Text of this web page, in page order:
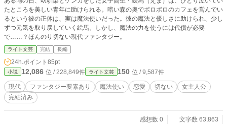
たところを美しい青年に助けられる。暗い森の奥でボロボロのカフェを営んでい
るという彼の正体は、実は魔法使いだった。彼の魔法と優しさに助けられ、少し
ずつ元気を取り戻していく絵馬。しかし、魔法の力を使うには代償が必要
で……？ほんのり切ない現代ファンタジー。
ライト文芸 完結 長編
24h.ポイント 85pt
小説 12,086 位 / 228,849件 ライト文芸 150 位 / 9,587件
現代 ファンタジー要素あり 魔法使い 恋愛 切ない
女主人公
完結済み
感想数 0
文字数 63,863